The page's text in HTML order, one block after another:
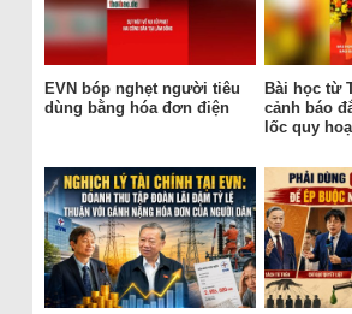
EVN bóp nghẹt người tiêu
dùng bằng hóa đơn điện
Bài học từ
cảnh báo
lốc quy